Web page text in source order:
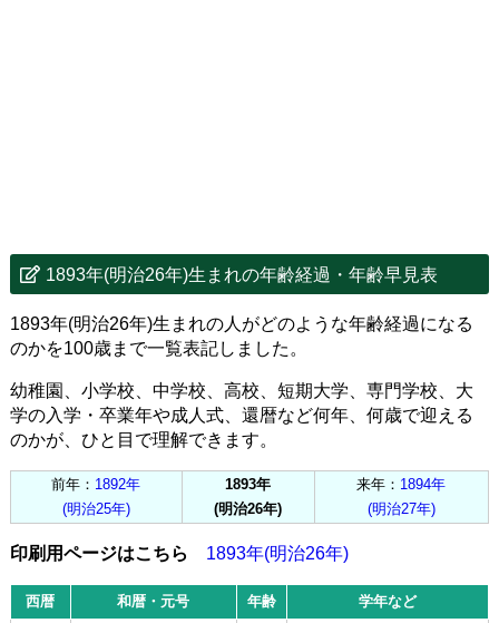
1893年(明治26年)生まれの年齢経過・年齢早見表
1893年(明治26年)生まれの人がどのような年齢経過になる
のかを100歳まで一覧表記しました。
幼稚園、小学校、中学校、高校、短期大学、専門学校、大
学の入学・卒業年や成人式、還暦など何年、何歳で迎える
のかが、ひと目で理解できます。
前年： 1892年
(明治25年)
1893年
(明治26年)
来年： 1894年
(明治27年)
印刷用ページはこちら 1893年(明治26年)
西暦 和暦・元号 年齢
学年など